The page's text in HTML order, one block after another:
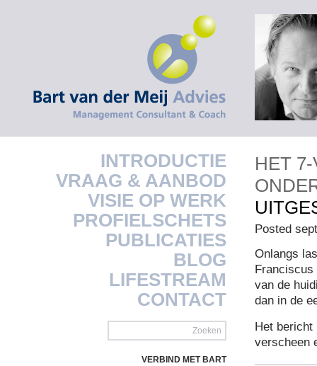
INTRODUCTIE
VRAAG & AANBOD
VISIE OP WERK
PROFIELSCHETS
PUBLICATIES
BLOG
LIFESTREAM
CONTACT
VERBIND MET BART
HET
Posted
Onlangs
Franciscus
van de
dan in de
Het bericht
verscheen